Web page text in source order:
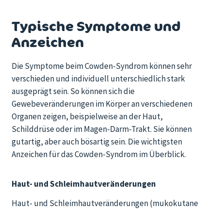
Typische Symptome und
Anzeichen
Die Symptome beimCowden-Syndrom können sehr
verschieden und individuell unterschiedlich stark
ausgeprägt sein. So können sich die
Gewebeveränderungenim Körper an verschiedenen
Organen zeigen, beispielweise an der Haut,
Schilddrüse oder im Magen-Darm-Trakt. Sie können
gutartig, aber auch bösartig sein. Die wichtigsten
Anzeichenfür dasCowden-Syndromim Überblick.
Haut- und Schleimhautveränderungen
Haut- und Schleimhautveränderungen (mukokutane